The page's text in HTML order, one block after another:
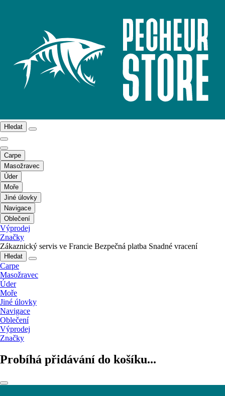
Hledat
Carpe
Masožravec
Úder
Moře
Jiné úlovky
Navigace
Oblečení
Výprodej
Značky
Zákaznický servis ve Francie Bezpečná platba Snadné vracení
Hledat
Carpe
Masožravec
Úder
Moře
Jiné úlovky
Navigace
Oblečení
Výprodej
Značky
Probíhá přidávání do košíku...